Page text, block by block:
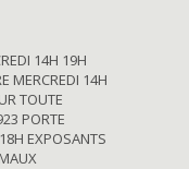
14H 19H
MERCREDI 14H
TOUTE
PORTE
EXPOSANTS